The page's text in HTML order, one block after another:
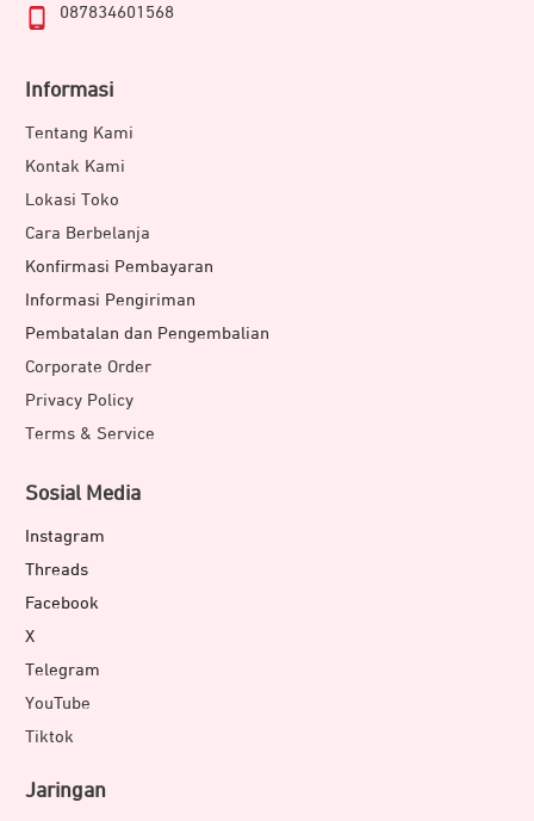
087834601568
Informasi
Tentang Kami
Kontak Kami
Lokasi Toko
Cara Berbelanja
Konfirmasi Pembayaran
Informasi Pengiriman
Pembatalan dan Pengembalian
Corporate Order
Privacy Policy
Terms & Service
Sosial Media
Instagram
Threads
Facebook
X
Telegram
YouTube
Tiktok
Jaringan